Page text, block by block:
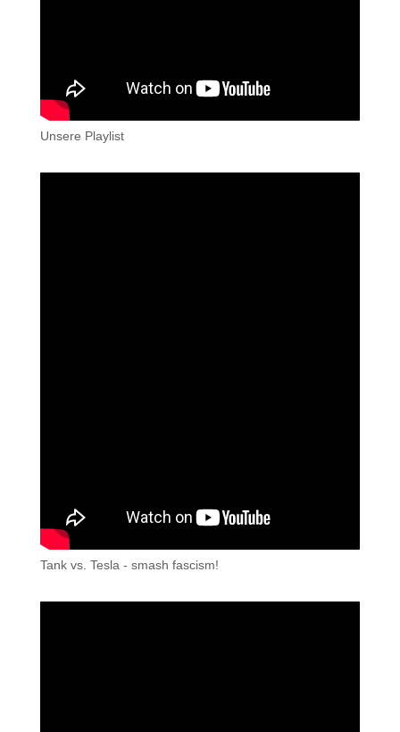
Unsere Playlist
Tank vs. Tesla - smash fascism!